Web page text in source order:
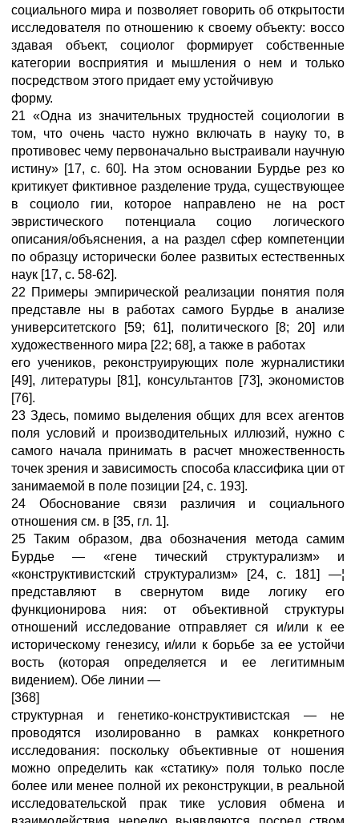
социального мира и позволяет говорить об открытости
исследователя по отношению к своему объекту: воссо
здавая объект, социолог формирует собственные
категории восприятия и мышления о нем и только
посредством этого придает ему устойчивую
форму.
21 «Одна из значительных трудностей социологии в
том, что очень часто нужно включать в науку то, в
противовес чему первоначально выстраивали научную
истину» [17, с. 60]. На этом основании Бурдье рез ко
критикует фиктивное разделение труда, существующее
в социоло гии, которое направлено не на рост
эвристического потенциала социо логического
описания/объяснения, а на раздел сфер компетенции
по образцу исторически более развитых естественных
наук [17, с. 58-62].
22 Примеры эмпирической реализации понятия поля
представле ны в работах самого Бурдье в анализе
университетского [59; 61], политического [8; 20] или
художественного мира [22; 68], а также в работах
его учеников, реконструирующих поле журналистики
[49], литературы [81], консультантов [73], экономистов
[76].
23 Здесь, помимо выделения общих для всех агентов
поля условий и производительных иллюзий, нужно с
самого начала принимать в расчет множественность
точек зрения и зависимость способа классифика ции от
занимаемой в поле позиции [24, с. 193].
24 Обоснование связи различия и социального
отношения см. в [35, гл. 1].
25 Таким образом, два обозначения метода самим
Бурдье — «гене тический структурализм» и
«конструктивистский структурализм» [24, с. 181] —¦
представляют в свернутом виде логику его
функционирова ния: от объективной структуры
отношений исследование отправляет ся и/или к ее
историческому генезису, и/или к борьбе за ее устойчи
вость (которая определяется и ее легитимным
видением). Обе линии —
[368]
структурная и генетико-конструктивистская — не
проводятся изолированно в рамках конкретного
исследования: поскольку объективные от ношения
можно определить как «статику» поля только после
более или менее полной их реконструкции, в реальной
исследовательской прак тике условия обмена и